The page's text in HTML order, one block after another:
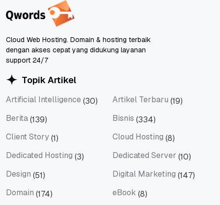
Cloud Web Hosting. Domain & hosting terbaik
dengan akses cepat yang didukung layanan
support 24/7
Topik Artikel
Artificial Intelligence (30) Artikel Terbaru (19)
Berita(139) Bisnis (334)
Client Story(1) Cloud Hosting (8)
Dedicated Hosting (3) Dedicated Server (10)
Design (51) Digital Marketing (147)
Domain (174) eBook (8)